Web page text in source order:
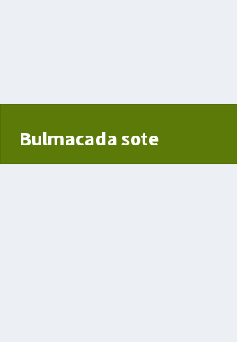
Bulmacada sote